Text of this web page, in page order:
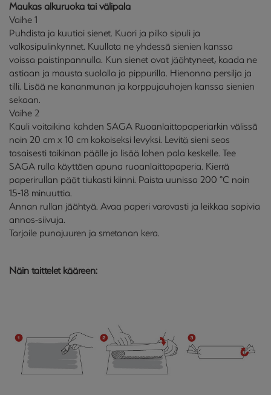
Maukas alkuruoka tai välipala
Vaihe 1
Puhdista ja kuutioi sienet. Kuori ja pilko sipuli ja
valkosipulinkynnet. Kuullota ne yhdessä sienien kanssa
voissa paistinpannulla. Kun sienet ovat jäähtyneet, kaada ne
astiaan ja mausta suolalla ja pippurilla. Hienonna persilja ja
tilli. Lisää ne kananmunan ja korppujauhojen kanssa sienien
sekaan.
Vaihe 2
Kauli voitaikina kahden SAGA Ruoanlaittopaperiarkin välissä
noin 20 cm x 10 cm kokoiseksi levyksi. Levitä sieni seos
tasaisesti taikinan päälle ja lisää lohen pala keskelle. Tee
SAGA rulla käyttäen apuna ruoanlaittopaperia. Kierrä
paperirullan päät tiukasti kiinni. Paista uunissa 200 °C noin
15-18 minuuttia.
Annan rullan jäähtyä. Avaa paperi varovasti ja leikkaa sopivia
annos-siivuja.
Tarjoile punajuuren ja smetanan kera.
Näin taittelet kääreen: